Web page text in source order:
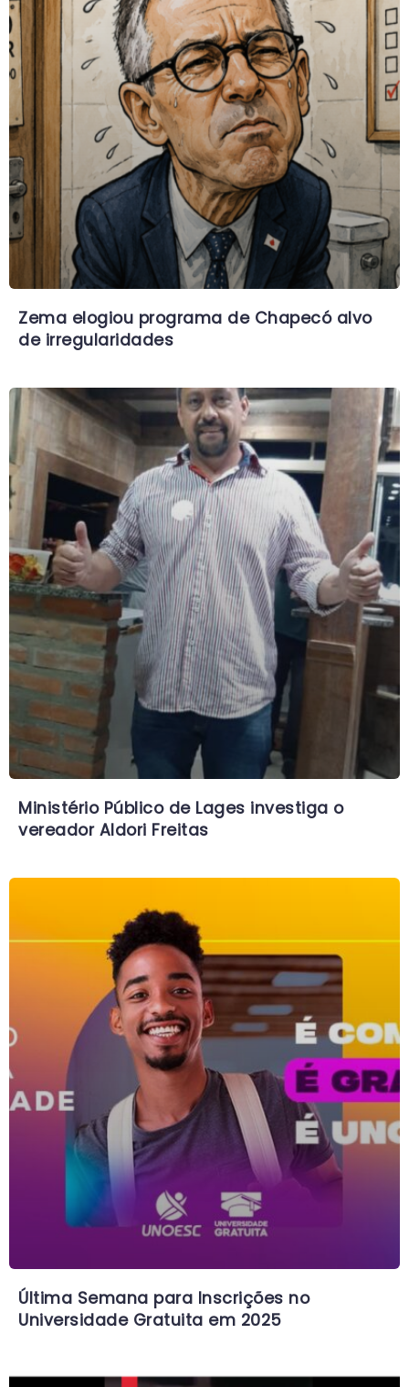
Zema elogiou programa de Chapecó alvo
de irregularidades
Ministério Público de Lages investiga o
vereador Aldori Freitas
Última Semana para Inscrições no
Universidade Gratuita em 2025